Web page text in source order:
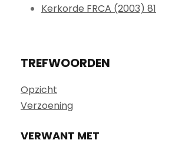
Kerkorde FRCA (2003) 81
TREFWOORDEN
Opzicht
Verzoening
VERWANT MET